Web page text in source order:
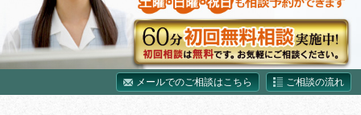
メールでのご相談はこちら ご相談の流れ